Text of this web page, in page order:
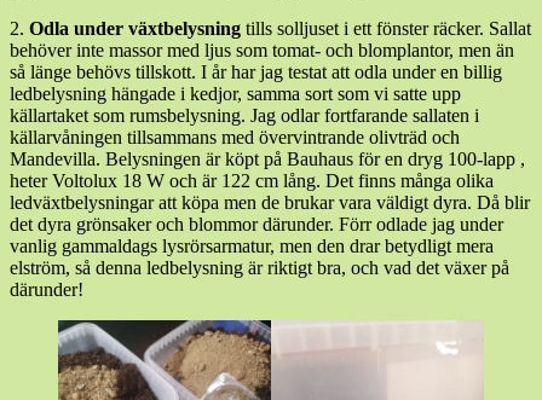
2. Odla under växtbelysning tills solljuset i ett fönster räcker. Sallat
behöver inte massor med ljus som tomat- och blomplantor, men än
så länge behövs tillskott. I år har jag testat att odla under en billig
ledbelysning hängade i kedjor, samma sort som vi satte upp
källartaket som rumsbelysning. Jag odlar fortfarande sallaten i
källarvåningen tillsammans med övervintrande olivträd och
Mandevilla. Belysningen är köpt på Bauhaus för en dryg 100-lapp ,
heter Voltolux 18 W och är 122 cm lång. Det finns många olika
ledväxtbelysningar att köpa men de brukar vara väldigt dyra. Då blir
det dyra grönsaker och blommor därunder. Förr odlade jag under
vanlig gammaldags lysrörsarmatur, men den drar betydligt mera
elström, så denna ledbelysning är riktigt bra, och vad det växer på
därunder!